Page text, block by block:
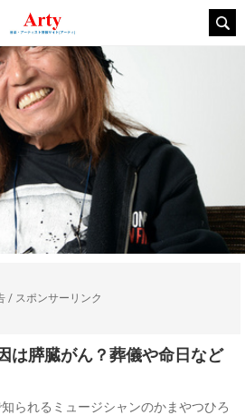
/ スポンサーリンク
は膵臓がん？葬儀や命日など
られるミュージシャンのかまやつひろ